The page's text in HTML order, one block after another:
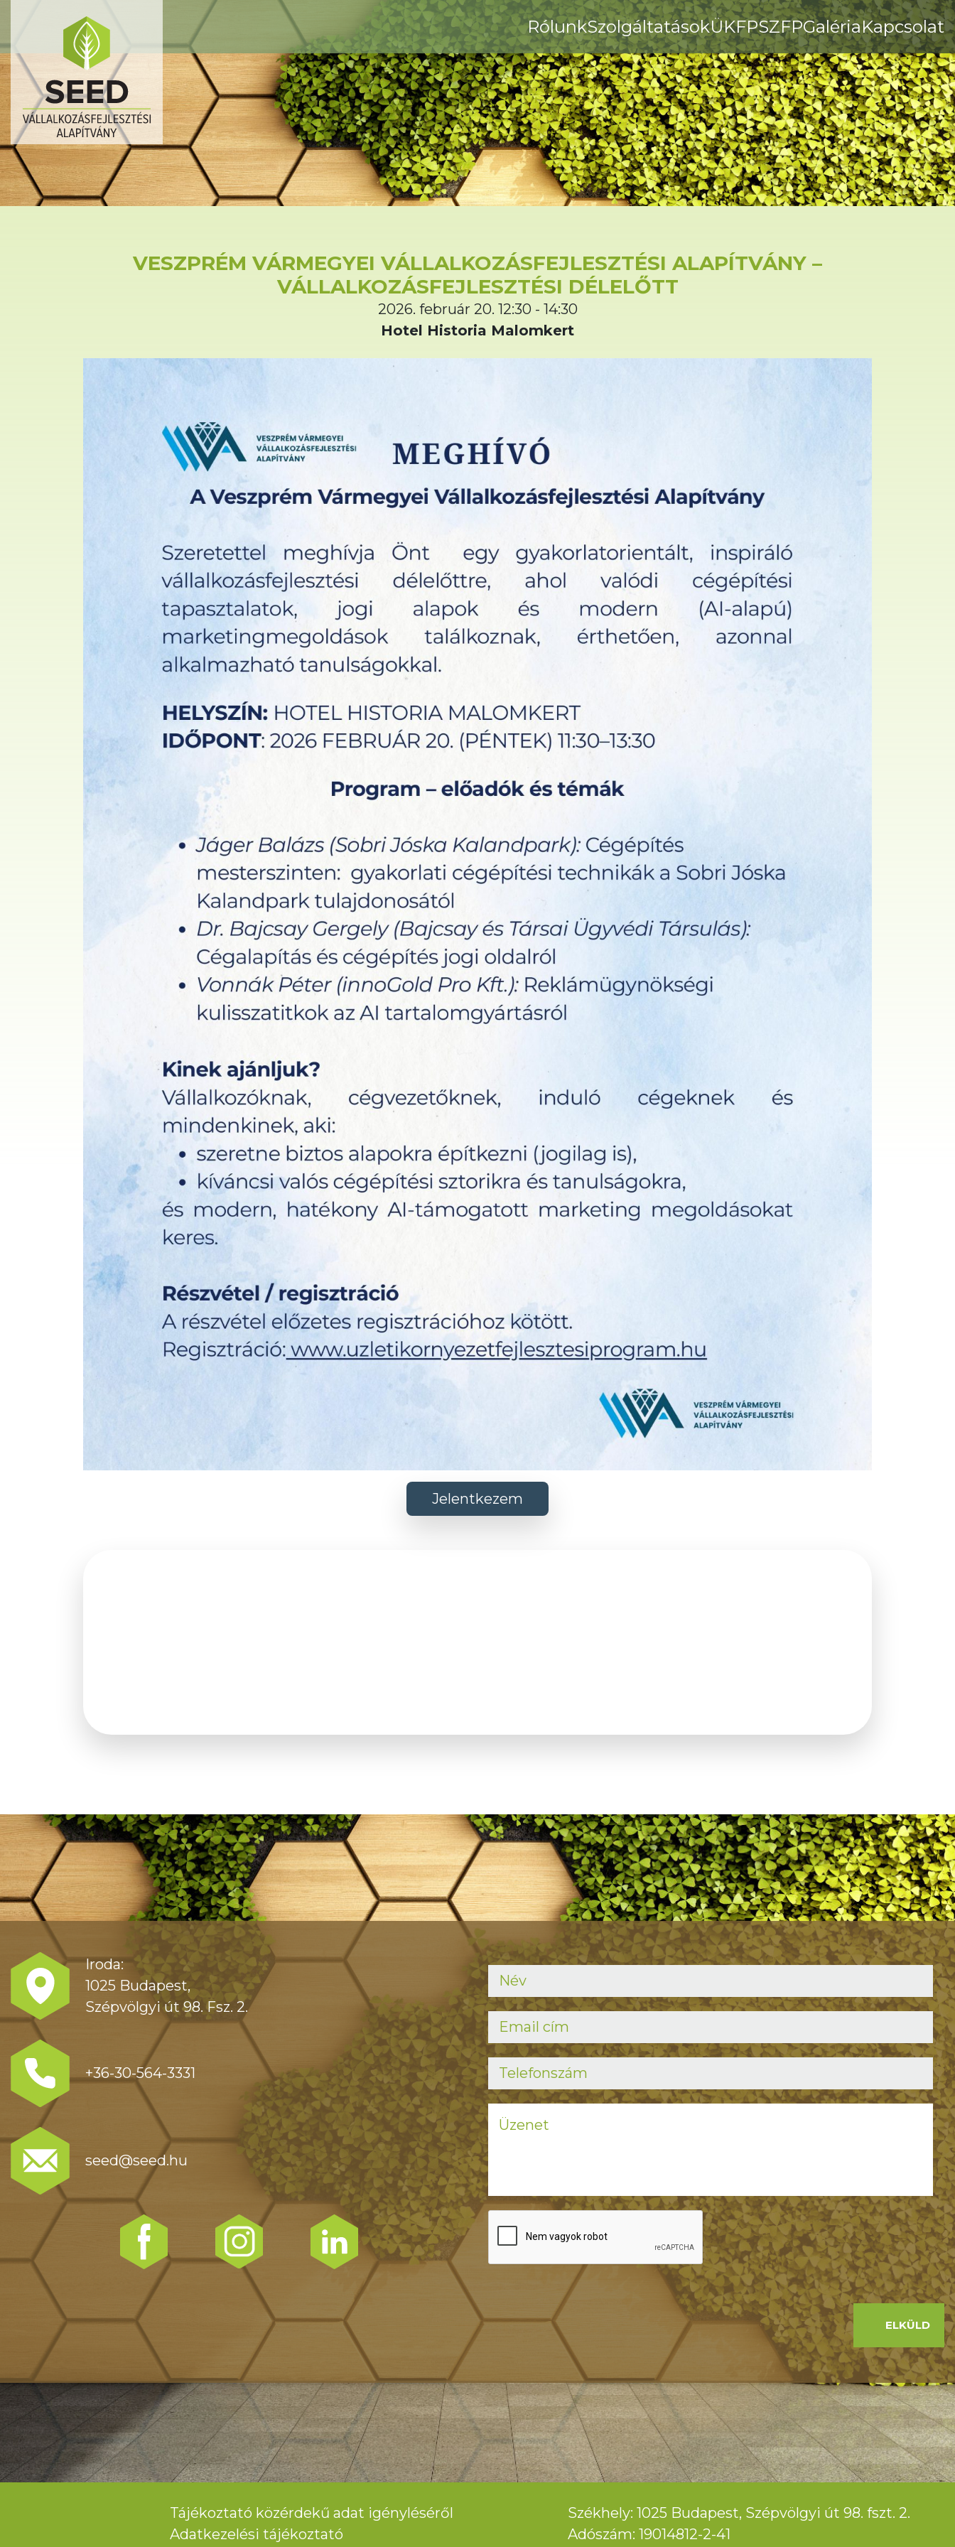
RólunkSzolgáltatásokÜKFPSZFPGalériaKapcsolat
VESZPRÉM VÁRMEGYEI VÁLLALKOZÁSFEJLESZTÉSI ALAPÍTVÁNY –
VÁLLALKOZÁSFEJLESZTÉSI DÉLELŐTT
2026. február 20. 12:30 - 14:30
Hotel Historia Malomkert
Jelentkezem
Iroda:
1025 Budapest,
Szépvölgyi út 98. Fsz. 2.
+36-30-564-3331
seed@seed.hu
ELKÜLD
Tájékoztató közérdekű adat igényléséről
Adatkezelési tájékoztató
Székhely: 1025 Budapest, Szépvölgyi út 98. fszt. 2.
Adószám: 19014812-2-41